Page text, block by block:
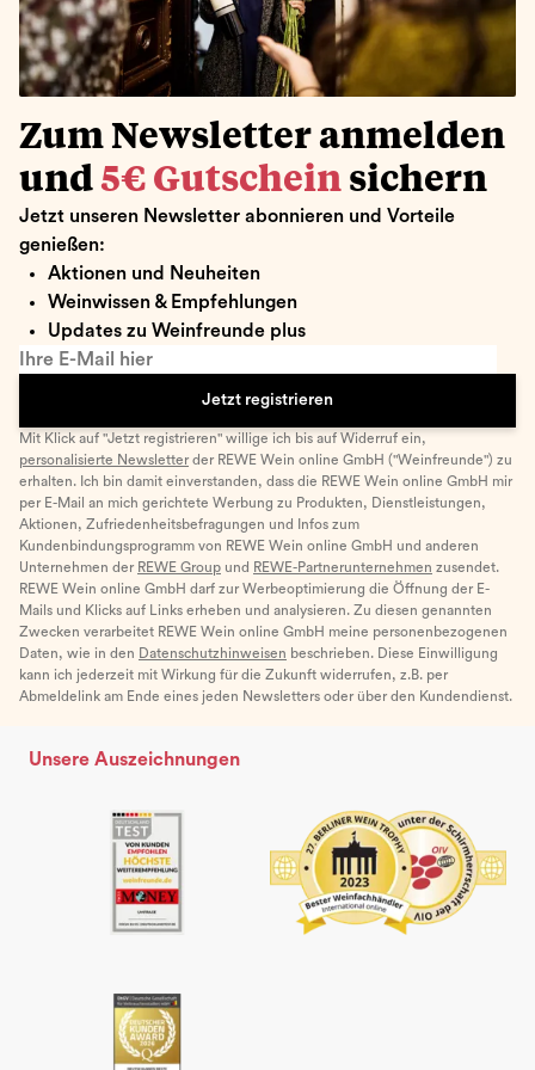
Zum Newsletter anmelden
und 5€ Gutschein sichern
Jetzt unseren Newsletter abonnieren und Vorteile
genießen:
Aktionen und Neuheiten
Weinwissen & Empfehlungen
Updates zu Weinfreunde plus
Ihre E-Mail hier
Jetzt registrieren
Mit Klick auf "Jetzt registrieren" willige ich bis auf Widerruf ein,
personalisierte Newsletter der REWE Wein online GmbH ("Weinfreunde") zu
erhalten. Ich bin damit einverstanden, dass die REWE Wein online GmbH mir
per E-Mail an mich gerichtete Werbung zu Produkten, Dienstleistungen,
Aktionen, Zufriedenheitsbefragungen und Infos zum
Kundenbindungsprogramm von REWE Wein online GmbH und anderen
Unternehmen der REWE Group und REWE-Partnerunternehmen zusendet.
REWE Wein online GmbH darf zur Werbeoptimierung die Öffnung der E-
Mails und Klicks auf Links erheben und analysieren. Zu diesen genannten
Zwecken verarbeitet REWE Wein online GmbH meine personenbezogenen
Daten, wie in den Datenschutzhinweisen beschrieben. Diese Einwilligung
kann ich jederzeit mit Wirkung für die Zukunft widerrufen, z.B. per
Abmeldelink am Ende eines jeden Newsletters oder über den Kundendienst.
Unsere Auszeichnungen